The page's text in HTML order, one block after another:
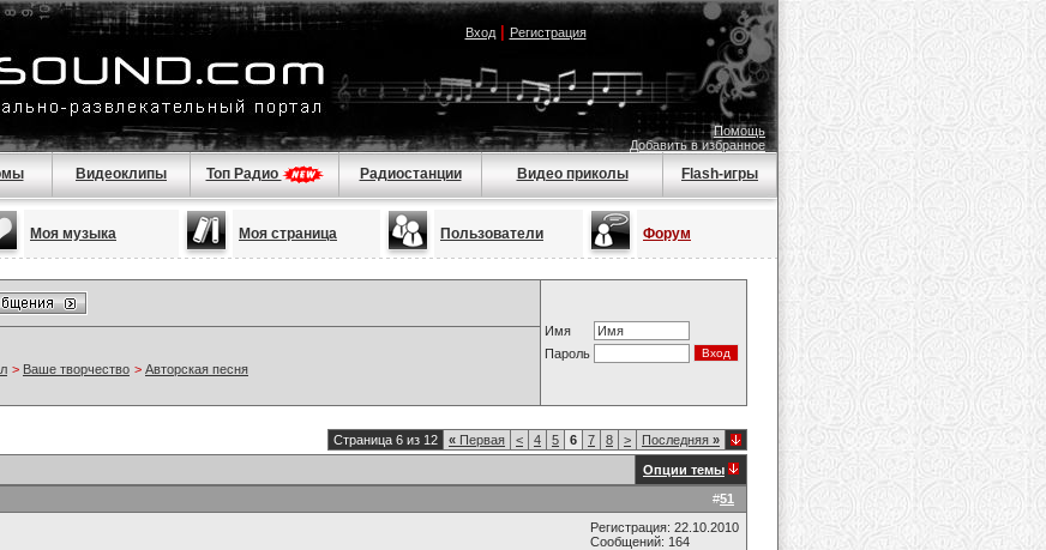
Вход| Регистрация
Помощь
Добавить в избранное
Видеоклипы Топ Радио Радиостанции Видео приколы Flash-игры
Моя музыка Моя страница Пользователи Форум
Имя
Пароль
> Ваше творчество > Авторская песня
Страница 6 из 12 « Первая < 4 5 6 7 8 > Последняя »
Опции темы
#51
Регистрация: 22.10.2010
Сообщений: 164